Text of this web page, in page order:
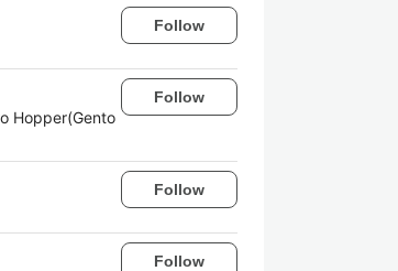
Follow
Hopper(Gento
Follow
Follow
Follow